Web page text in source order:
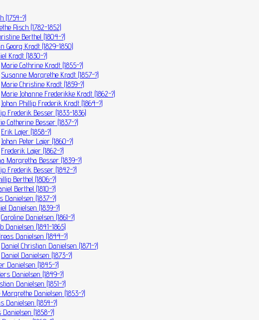
(1754-?)
Risch (1782-1852)
Berthel (1804-?)
Georg Kradt (1829-1850)
Kradt (1830-?)
Marie Cathrine Kradt (1855-?)
Susanne Margrethe Kradt (1857-?)
Marie Christine Kradt (1859-?)
Marie Johanne Frederikke Kradt (1862-?)
Johan Phillip Frederik Kradt (1864-?)
Frederik Besser (1833-1836)
Catherine Besser (1837-?)
Erik Lajer (1858-?)
Johan Peter Lajer (1860-?)
Frederik Lajer (1862-?)
Margretha Besser (1839-?)
Frederik Besser (1842-?)
Berthel (1806-?)
Berthel (1810-?)
Danielsen (1837-?)
Danielsen (1839-?)
Caroline Danielsen (1861-?)
Danielsen (1841-1865)
Danielsen (1844-?)
Daniel Christian Danielsen (1871-?)
Daniel Danielsen (1873-?)
Danielsen (1845-?)
Danielsen (1849-?)
Danielsen (1851-?)
Danielsen (1853-?)
Danielsen (1854-?)
Danielsen (1858-?)